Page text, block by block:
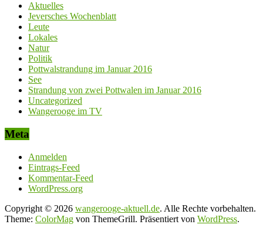
Aktuelles
Jeversches Wochenblatt
Leute
Lokales
Natur
Politik
Pottwalstrandung im Januar 2016
See
Strandung von zwei Pottwalen im Januar 2016
Uncategorized
Wangerooge im TV
Meta
Anmelden
Eintrags-Feed
Kommentar-Feed
WordPress.org
Copyright © 2026 wangerooge-aktuell.de. Alle Rechte vorbehalten.
Theme: ColorMag von ThemeGrill. Präsentiert von WordPress.